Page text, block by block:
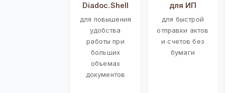
Diadoc.Shell
для повышения
удобства
работы при
больших
объемах
документов
для ИП
для быстрой
отправки актов
и счетов без
бумаги